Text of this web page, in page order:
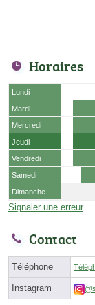
Horaires
Lundi
Mardi
Mercredi
Jeudi
Vendredi
Samedi
Dimanche
Signaler une erreur
Contact
Téléphone
Instagram